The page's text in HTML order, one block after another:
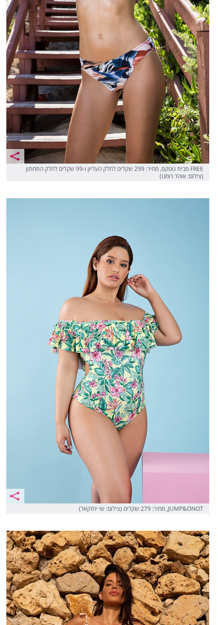
FREE מבית גוטקס, מחיר: 299 שקלים לחלק העליון ו-99 שקלים לחלק התחתון
(צילום: אוהד רומנו)
JUMP&ONOT, מחיר: 279 שקלים (צילום: שי יחזקאל)